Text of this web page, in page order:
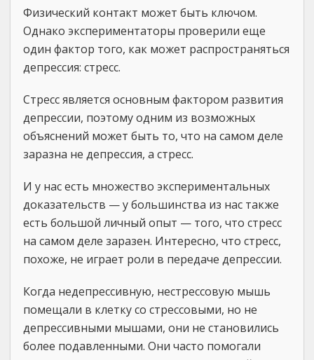
Физический контакт может быть ключом.
Однако экспериментаторы проверили еще
один фактор того, как может распространяться
депрессия: стресс.
Стресс является основным фактором развития
депрессии, поэтому одним из возможных
объяснений может быть то, что на самом деле
заразна не депрессия, а стресс.
И у нас есть множество экспериментальных
доказательств — у большинства из нас также
есть большой личный опыт — того, что стресс
на самом деле заразен. Интересно, что стресс,
похоже, не играет роли в передаче депрессии.
Когда недепрессивную, нестрессовую мышь
помещали в клетку со стрессовыми, но не
депрессивными мышами, они не становились
более подавленными. Они часто помогали